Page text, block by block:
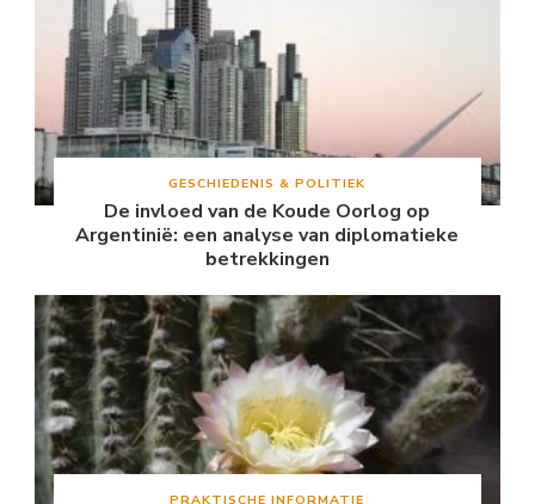
GESCHIEDENIS & POLITIEK
De invloed van de Koude Oorlog op
Argentinië: een analyse van diplomatieke
betrekkingen
PRAKTISCHE INFORMATIE